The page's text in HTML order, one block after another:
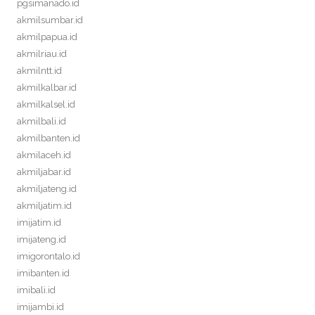
pgsimanado.id
akmilsumbar.id
akmilpapua.id
akmilriau.id
akmilntt.id
akmilkalbar.id
akmilkalsel.id
akmilbali.id
akmilbanten.id
akmilaceh.id
akmiljabar.id
akmiljateng.id
akmiljatim.id
imijatim.id
imijateng.id
imigorontalo.id
imibanten.id
imibali.id
imijambi.id